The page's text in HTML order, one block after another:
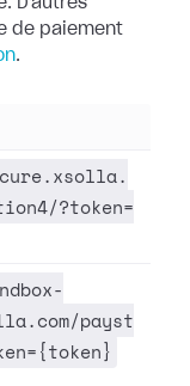
D'autres
de paiement
.
?token=
payst